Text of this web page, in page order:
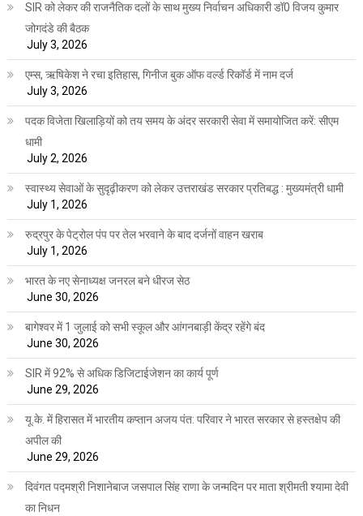
SIR को लेकर की राजनैतिक दलों के साथ मुख्य निर्वाचन अधिकारी डॉ0 विजय कुमार
जोगदंडे की बैठक
July 3, 2026
एम्स, ऋषिकेश ने रचा इतिहास, गिनीज बुक ऑफ वर्ल्ड रिकॉर्ड में नाम दर्ज
July 3, 2026
पदक विजेता खिलाड़ियों को तय समय के अंदर सरकारी सेवा में समायोजित करें: सीएम
धामी
July 2, 2026
स्वास्थ्य सेवाओं के सुदृढ़ीकरण को लेकर उत्तराखंड सरकार प्रतिबद्ध : मुख्यमंत्री धामी
July 1, 2026
रुद्रपुर के पेट्रोल पंप पर तेल भरवाने के बाद दर्जनों वाहन खराब
July 1, 2026
भारत के नए सेनाध्यक्ष जनरल बने धीरज सेठ
June 30, 2026
बागेश्वर में 1 जुलाई को सभी स्कूल और आंगनबाड़ी केंद्र रहेंगे बंद
June 30, 2026
SIR में 92% से अधिक डिजिटाईजेशन का कार्य पूर्ण
June 29, 2026
यू.के. में हिरासत में भारतीय कप्तान अजय पंत: परिवार ने भारत सरकार से हस्तक्षेप की
अपील की
June 29, 2026
दिवंगत पद्मश्री निशानेबाज जसपाल सिंह राणा के जन्मदिन पर माता श्रीमती श्यामा देवी
का निधन